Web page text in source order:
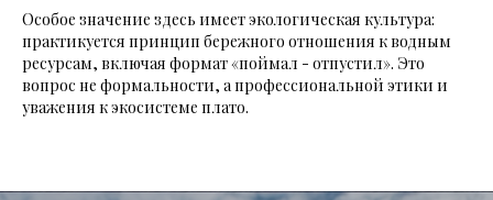
Особое значение здесь имеет экологическая культура:
практикуется принцип бережного отношения к водным
ресурсам, включая формат «поймал - отпустил». Это
вопрос не формальности, а профессиональной этики и
уважения к экосистеме плато.